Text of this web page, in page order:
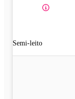
Semi-leito